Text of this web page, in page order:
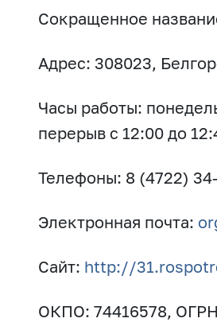
Сокращенное
Адрес: 308023,
Часы работы:
перерыв с 12:00 до
Телефоны: 8 (4722)
Электронная почта:
Сайт: http://
ОКПО: 74416578,